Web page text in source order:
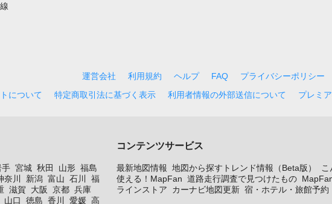
運営会社 利用規約 ヘルプ FAQ プライバシーポリシー
について
特定商取引法に基づく表示 利用者情報の外部送信について プレミ
手 宮城 秋田 山形 福島
奈川 新潟 富山 石川
福
滋賀 大阪 京都 兵庫
山口 徳島 香川 愛媛 高
コンテンツサービス
最新地図情報 地図から探すトレンド情報（Beta版）
こ
使える！MapFan 道路走行調査で見つけたもの
ラインストア
カーナビ地図更新 宿・ホテル・旅館予約